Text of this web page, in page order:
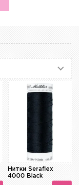
Нитки Seraflex
4000 Black